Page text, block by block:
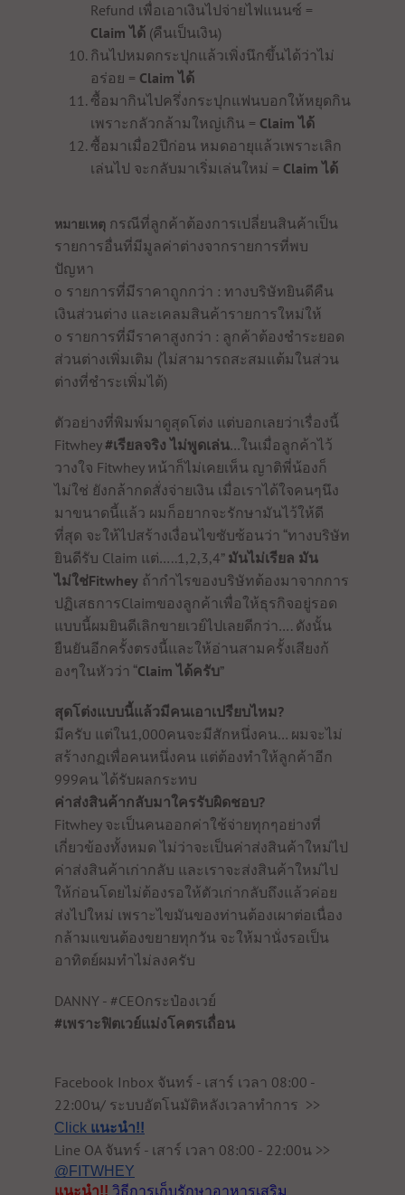
Refund เพื่อเอาเงินไปจ่ายไฟแนนซ์ =
Claim ได้ (คืนเป็นเงิน)
กินไปหมดกระปุกแล้วเพิ่งนึกขึ้นได้ว่าไม่
อร่อย = Claim ได้
ซื้อมากินไปครึ่งกระปุกแฟนบอกให้หยุดกิน
เพราะกลัวกล้ามใหญ่เกิน = Claim ได้
ซื้อมาเมื่อ2ปีก่อน หมดอายุแล้วเพราะเลิก
เล่นไป จะกลับมาเริ่มเล่นใหม่ = Claim ได้
หมายเหตุ กรณีที่ลูกค้าต้องการเปลี่ยนสินค้าเป็น
รายการอื่นที่มีมูลค่าต่างจากรายการที่พบ
ปัญหา
o รายการที่มีราคาถูกกว่า : ทางบริษัทยินดีคืน
เงินส่วนต่าง และเคลมสินค้ารายการใหม่ให้
o รายการที่มีราคาสูงกว่า : ลูกค้าต้องชำระยอด
ส่วนต่างเพิ่มเติม (ไม่สามารถสะสมแต้มในส่วน
ต่างที่ชำระเพิ่มได้)
ตัวอย่างที่พิมพ์มาดูสุดโต่ง แต่บอกเลยว่าเรื่องนี้
Fitwhey#เรียลจริง ไม่พูดเล่น…ในเมื่อลูกค้าไว้
วางใจ Fitwhey หน้าก็ไม่เคยเห็น ญาติพี่น้องก็
ไม่ใช่ ยังกล้ากดสั่งจ่ายเงิน เมื่อเราได้ใจคนๆนึง
มาขนาดนี้แล้ว ผมก็อยากจะรักษามันไว้ให้ดี
ที่สุด จะให้ไปสร้างเงื่อนไขซับซ้อนว่า “ทางบริษัท
ยินดีรับ Claim แต่…..1,2,3,4” มันไม่เรียล มัน
ไม่ใช่Fitwhey ถ้ากำไรของบริษัทต้องมาจากการ
ปฏิเสธการClaimของลูกค้าเพื่อให้ธุรกิจอยู่รอด
แบบนี้ผมยินดีเลิกขายเวย์ไปเลยดีกว่า…. ดังนั้น
ยืนยันอีกครั้งตรงนี้และให้อ่านสามครั้งเสียงก้
องๆในหัวว่า “Claim ได้ครับ”
สุดโต่งแบบนี้แล้วมีคนเอาเปรียบไหม?
มีครับ แต่ใน1,000คนจะมีสักหนึ่งคน… ผมจะไม่
สร้างกฏเพื่อคนหนึ่งคน แต่ต้องทำให้ลูกค้าอีก
999คน ได้รับผลกระทบ
ค่าส่งสินค้ากลับมาใครรับผิดชอบ?
Fitwhey จะเป็นคนออกค่าใช้จ่ายทุกๆอย่างที่
เกี่ยวข้องทั้งหมด ไม่ว่าจะเป็นค่าส่งสินค้าใหม่ไป
ค่าส่งสินค้าเก่ากลับ และเราจะส่งสินค้าใหม่ไป
ให้ก่อนโดยไม่ต้องรอให้ตัวเก่ากลับถึงแล้วค่อย
ส่งไปใหม่ เพราะไขมันของท่านต้องเผาต่อเนื่อง
กล้ามแขนต้องขยายทุกวัน จะให้มานั่งรอเป็น
อาทิตย์ผมทำไม่ลงครับ
DANNY - #CEOกระป๋องเวย์
#เพราะฟิตเวย์แม่งโคตรเถื่อน
Facebook Inbox จันทร์ - เสาร์ เวลา 08:00 -
22:00น/ ระบบอัตโนมัติหลังเวลาทำการ >>
Click แนะนำ!!
Line OA จันทร์ - เสาร์ เวลา 08:00 - 22:00น >>
@FITWHEY
แนะนำ!! วิธีการเก็บรักษาอาหารเสริม